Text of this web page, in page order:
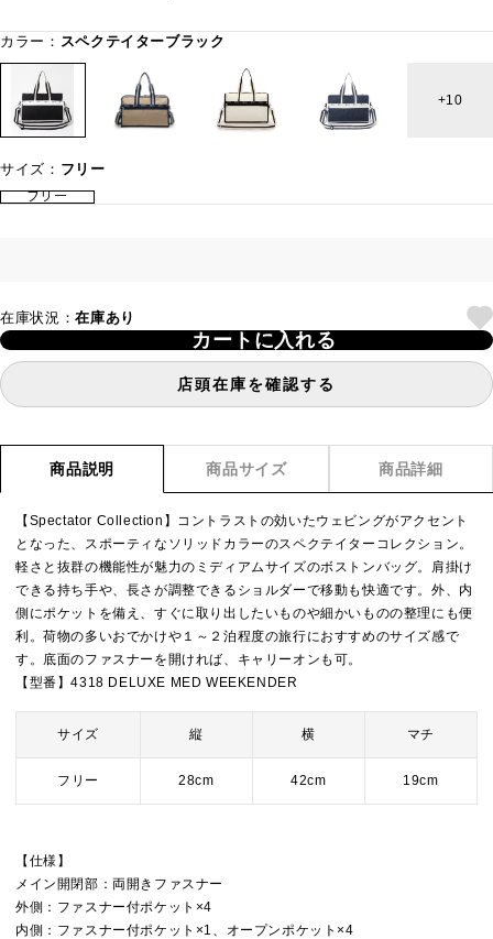
カラー： スペクテイターブラック
10
サイズ： フリー
フリー
在庫状況：在庫あり
カートに入れる
店頭在庫を確認する
商品説明 商品サイズ 商品詳細
【Spectator Collection】コントラストの効いたウェビングがアクセント
となった、スポーティなソリッドカラーのスペクテイターコレクション。
軽さと抜群の機能性が魅力のミディアムサイズのボストンバッグ。肩掛け
できる持ち手や、長さが調整できるショルダーで移動も快適です。外、内
側にポケットを備え、すぐに取り出したいものや細かいものの整理にも便
利。荷物の多いおでかけや１～２泊程度の旅行におすすめのサイズ感で
す。底面のファスナーを開ければ、キャリーオンも可。
【型番】4318 DELUXE MED WEEKENDER
サイズ 縦 横 マチ
フリー 28cm 42cm 19cm
【仕様】
メイン開閉部：両開きファスナー
外側：ファスナー付ポケット×4
内側：ファスナー付ポケット×1、オープンポケット×4